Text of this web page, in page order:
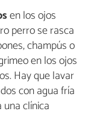
en los ojos
perro se rasca
champús o
en los ojos
Hay que lavar
con agua fría
clínica